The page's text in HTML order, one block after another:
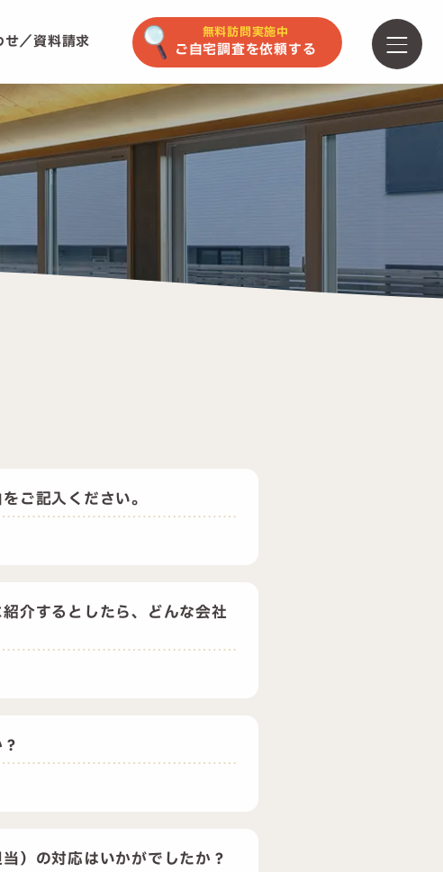
せ／資料請求 無料訪問実施中
ご自宅調査を依頼する
ご記入ください。
介するとしたら、どんな会社
）の対応はいかがでしたか？